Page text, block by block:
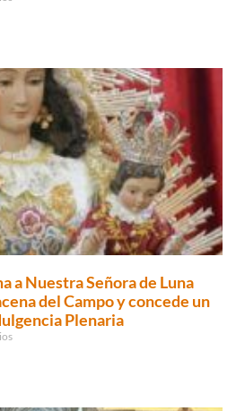
a Nuestra Señora de Luna
del Campo y concede un
Plenaria